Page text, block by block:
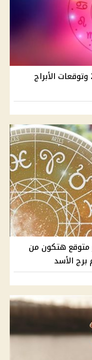
حظك اليوم السبت 27 يونيو 2026 وتوقعات الأبراج
هتكون من